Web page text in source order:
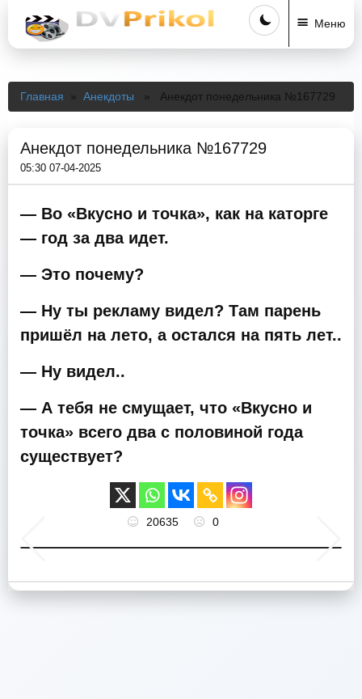
Меню
Главная » Анекдоты » Анекдот понедельника №167729
Анекдот понедельника №167729
05:30 07-04-2025
— Во «Вкусно и точка», как на каторге
— год за два идет.
— Это почему?
— Ну ты рекламу видел? Там парень
пришёл на лето, а остался на пять лет..
— Ну видел..
— А тебя не смущает, что «Вкусно и
точка» всего два с половиной года
существует?
20635 0